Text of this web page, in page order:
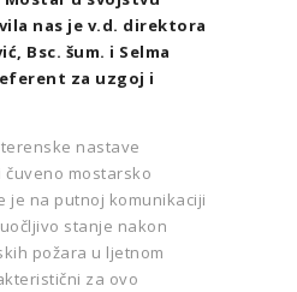
nas je v.d. direktora
Bsc. šum. i Selma
za uzgoj i
nastave
mostarsko
je na putnoj komunikaciji
stanje nakon
požara u ljetnom
za ovo